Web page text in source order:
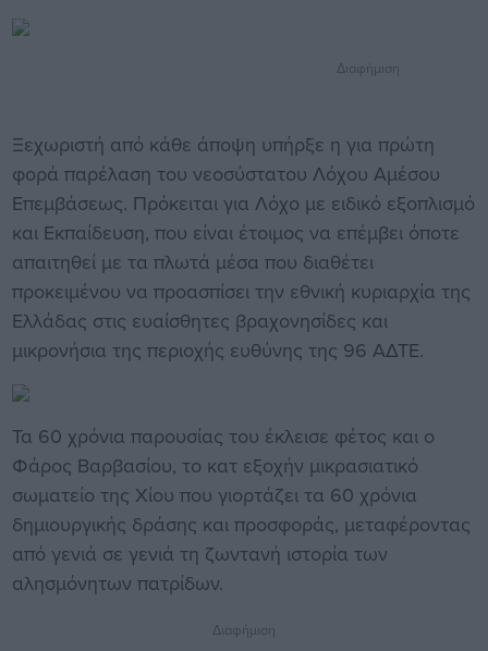
Διαφήμιση
Ξεχωριστή από κάθε άποψη υπήρξε η για πρώτη
φορά παρέλαση του νεοσύστατου Λόχου Αμέσου
Επεμβάσεως. Πρόκειται για Λόχο με ειδικό εξοπλισμό
και Εκπαίδευση, που είναι έτοιμος να επέμβει όποτε
απαιτηθεί με τα πλωτά μέσα που διαθέτει
προκειμένου να προασπίσει την εθνική κυριαρχία της
Ελλάδας στις ευαίσθητες βραχονησίδες και
μικρονήσια της περιοχής ευθύνης της 96 ΑΔΤΕ.
Τα 60 χρόνια παρουσίας του έκλεισε φέτος και ο
Φάρος Βαρβασίου, το κατ εξοχήν μικρασιατικό
σωματείο της Χίου που γιορτάζει τα 60 χρόνια
δημιουργικής δράσης και προσφοράς, μεταφέροντας
από γενιά σε γενιά τη ζωντανή ιστορία των
αλησμόνητων πατρίδων.
Διαφήμιση